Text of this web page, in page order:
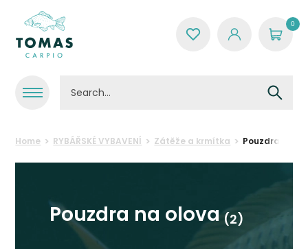
0
Home RYBÁŘSKÉ VYBAVENÍ Zátěže a krmítka Pouzdra na
Pouzdra na olova (2)